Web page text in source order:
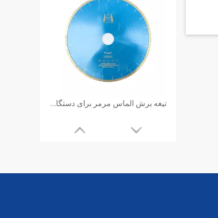
تیغه برش الماس مرمر برای دستگاه برش دستی